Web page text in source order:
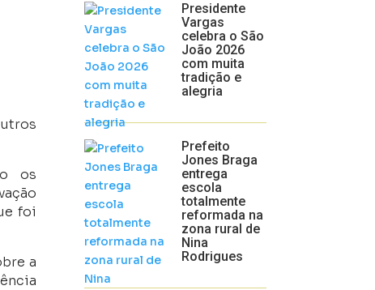
os
foi
a
Presidente
Vargas
celebra o São
João 2026
com muita
tradição e
alegria
Prefeito
Jones Braga
entrega
escola
totalmente
reformada na
zona rural de
Nina
Rodrigues